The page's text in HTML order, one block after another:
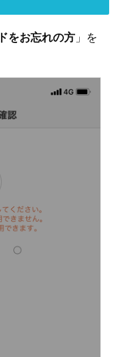
をお忘れの方」を